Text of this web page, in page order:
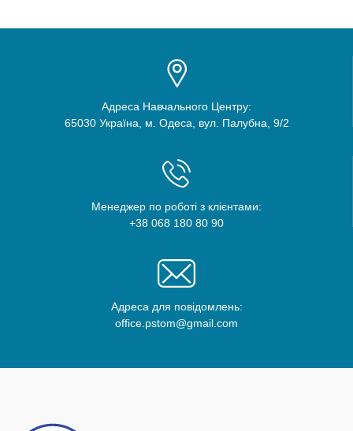
Адреса Навчального Центру:
65030 Україна, м. Одеса, вул. Палубна, 9/2
Менеджер по роботі з клієнтами:
+38 068 180 80 90
Адреса для повідомлень:
office.pstom@gmail.com